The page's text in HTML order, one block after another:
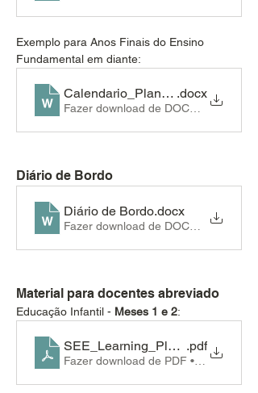
Exemplo para Anos Finais do Ensino
Fundamental em diante:
.docx
Fazer download de DOCX • 576KB
Diário de Bordo
Diário de Bordo.docx
Fazer download de DOCX • 328KB
Material para docentes abreviado
Educação Infantil - Meses 1 e 2:
SEE_Learning_Play_meses1_2
.pdf
Fazer download de PDF • 5.84MB